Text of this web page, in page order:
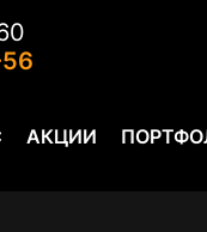
АКЦИИ